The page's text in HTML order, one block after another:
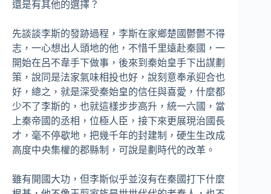
還是有其他的選擇？
先談談李斯的發跡過程，李斯在家鄉楚國鬱鬱不得
志，一心想出人頭地的他，不惜千里遠赴秦國，一
開始在呂不韋手下做事，後來到秦始皇手下出謀劃
策，說同是法家氣味相投也好，說刻意奉承迎合也
好，總之，就是深受秦始皇的信任與喜愛，什麼都
少不了李斯的，也就這樣步步高升，統一六國，當
上秦帝國的丞相，位極人臣，接下來更展現治國長
才，毫不停歇地，把幾千年的封建制，硬生生改成
高度中央集權的郡縣制，可說是劃時代的改革。
雖有開國大功，但李斯似乎並沒有在秦國打下什麼